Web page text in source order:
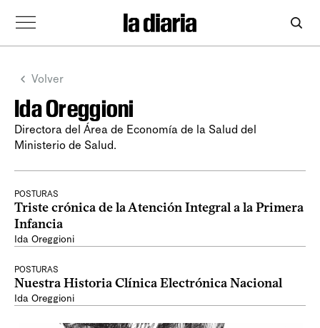
Volver
Ida Oreggioni
Directora del Área de Economía de la Salud del
Ministerio de Salud.
POSTURAS
Triste crónica de la Atención Integral a la Primera
Infancia
Ida Oreggioni
POSTURAS
Nuestra Historia Clínica Electrónica Nacional
Ida Oreggioni